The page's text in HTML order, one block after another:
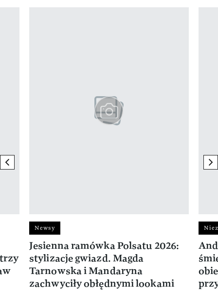
previous element
Newsy
Jesienna ramówka Polsatu 2026:
stylizacje gwiazd. Magda
Tarnowska i Mandaryna
zachwyciły obłędnymi lookami